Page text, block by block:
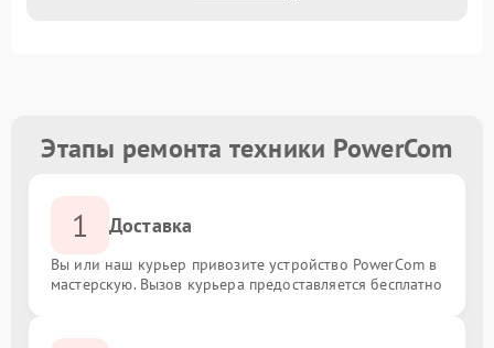
Этапы ремонта техники PowerCom
1 Доставка
Вы или наш курьер привозите устройство PowerCom в
мастерскую. Вызов курьера предоставляется бесплатно